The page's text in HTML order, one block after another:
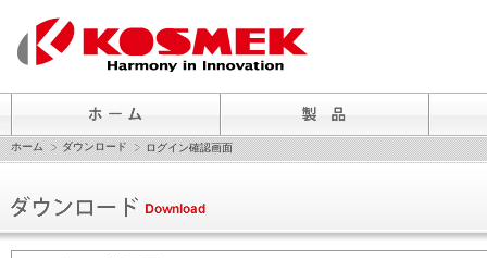
ホーム ダウンロード ログイン確認画面